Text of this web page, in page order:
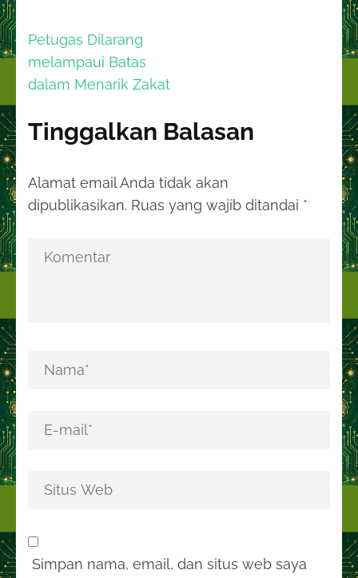
Navigasi
pos
Petugas Dilarang
melampaui Batas
dalam Menarik Zakat
Tinggalkan Balasan
Alamat email Anda tidak akan
dipublikasikan. Ruas yang wajib ditandai *
Simpan nama, email, dan situs web saya